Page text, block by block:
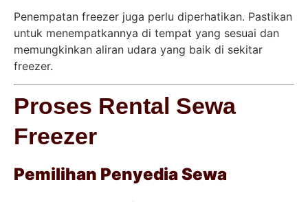
Penempatan freezer juga perlu diperhatikan. Pastikan
untuk menempatkannya di tempat yang sesuai dan
memungkinkan aliran udara yang baik di sekitar
freezer.
Proses Rental Sewa
Freezer
Pemilihan Penyedia Sewa